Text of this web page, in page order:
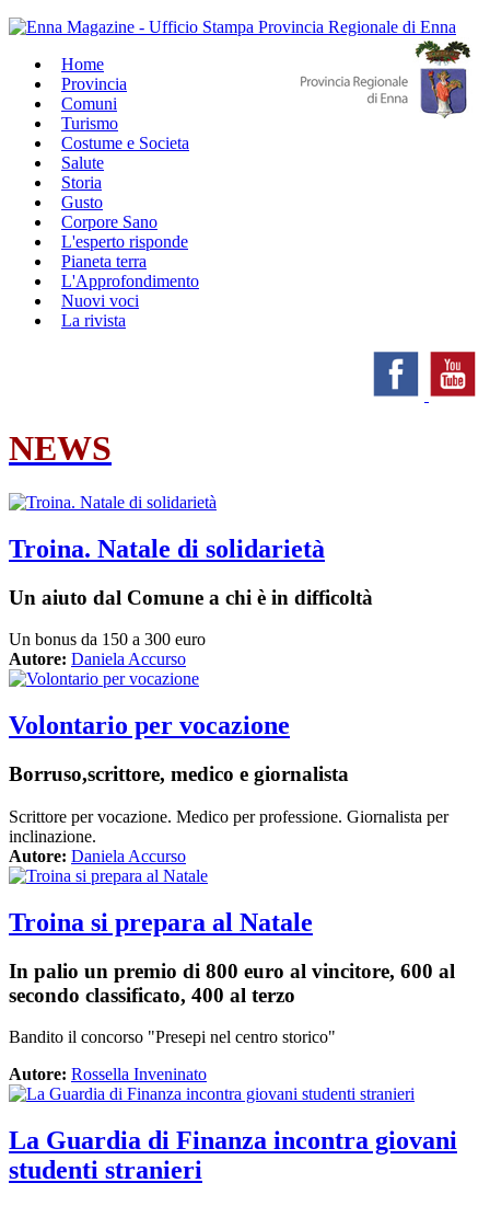
Home
Provincia
Comuni
Turismo
Costume e Societa
Salute
Storia
Gusto
Corpore Sano
L'esperto risponde
Pianeta terra
L'Approfondimento
Nuovi voci
La rivista
NEWS
Troina. Natale di solidarietà
Un aiuto dal Comune a chi è in difficoltà
Un bonus da 150 a 300 euro
Autore: Daniela Accurso
Volontario per vocazione
Borruso,scrittore, medico e giornalista
Scrittore per vocazione. Medico per professione. Giornalista per
inclinazione.
Autore: Daniela Accurso
Troina si prepara al Natale
In palio un premio di 800 euro al vincitore, 600 al
secondo classificato, 400 al terzo
Bandito il concorso "Presepi nel centro storico"
Autore: Rossella Inveninato
La Guardia di Finanza incontra giovani
studenti stranieri